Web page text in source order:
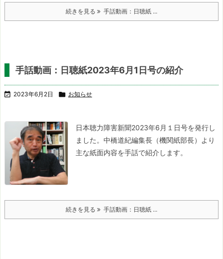
続きを見る 手話動画：日聴紙 ...
手話動画：日聴紙2023年6月1日号の紹介
 2023年6月2日  お知らせ
日本聴力障害新聞2023年6月１日号を発行し
ました。 中橋道紀編集長（機関紙部長）より
主な紙面内容を手話で紹介します。
続きを見る 手話動画：日聴紙 ...